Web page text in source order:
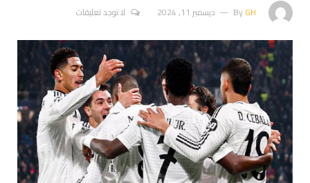
ByGH ديسمبر 11, 2024 لا توجد تعليقات